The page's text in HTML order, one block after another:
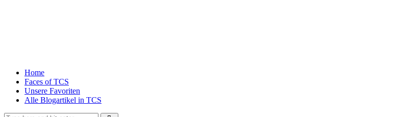
Home
Faces of TCS
Unsere Favoriten
Alle Blogartikel in TCS